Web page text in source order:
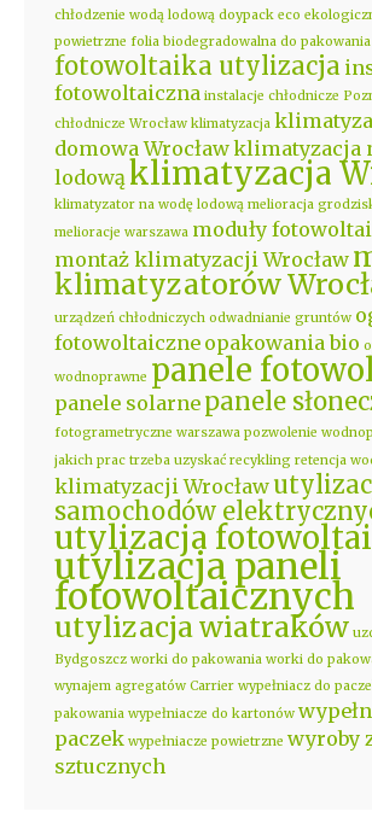
chłodzenie wodą lodową doypack eco
powietrzne folia biodegradowalna do pakowania
fotowoltaika utylizacja
fotowoltaiczna instalacje chłodnicze
chłodnicze Wrocław klimatyzacja
domowa Wrocławklimatyzacja
lodowąklimatyzacja
klimatyzator na wodę lodową melioracja
melioracje warszawa moduły
montaż klimatyzacji Wrocław
klimatyzatorów
urządzeń chłodniczych odwadnianie gruntów
fotowoltaiczne opakowania bio
wodnoprawne panele
panele solarne panele
fotogrametryczne warszawa pozwolenie
jakich prac trzeba uzyskać recykling retencja
klimatyzacji Wrocław
samochodów
utylizacja
utylizacja paneli
fotowoltaicznych
utylizacja wiatraków
Bydgoszcz worki do pakowania worki do
wynajem agregatów Carrier wypełniacz do
pakowania wypełniacze do kartonów
paczek wypełniacze powietrzne wyroby
sztucznych